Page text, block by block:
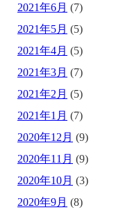
2021年6月 (7)
2021年5月 (5)
2021年4月 (5)
2021年3月 (7)
2021年2月 (5)
2021年1月 (7)
2020年12月 (9)
2020年11月 (9)
2020年10月 (3)
2020年9月 (8)